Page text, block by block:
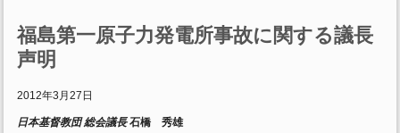
福島第一原子力発電所事故に関する議長
声明
2012年3月27日
日本基督教団 総会議長石橋 秀雄